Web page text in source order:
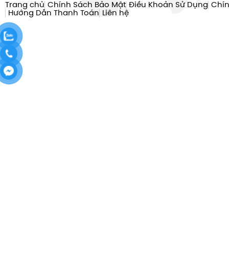
Trang chủ Chính Sách Bảo Mật Điều Khoản Sử Dụng
Hướng Dẫn Thanh Toán Liên hệ